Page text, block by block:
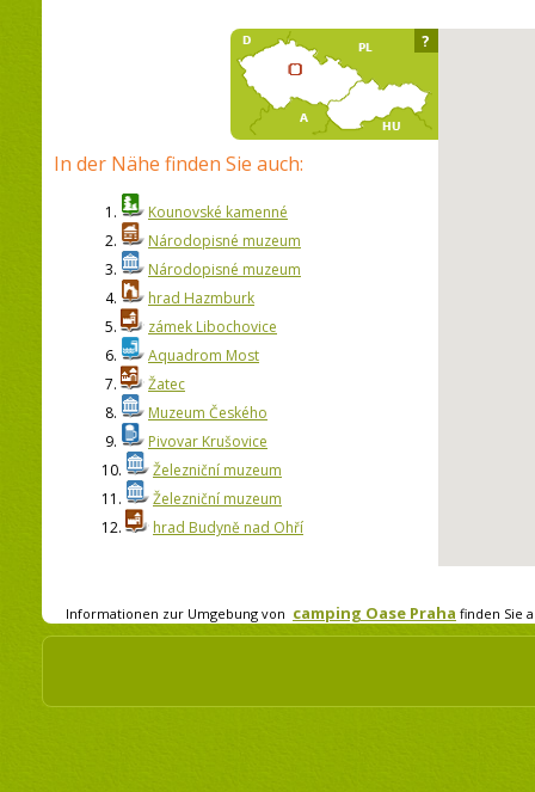
In der Nähe finden Sie auch:
1.
Kounovské kamenné
2.
Národopisné muzeum
3.
Národopisné muzeum
4.
hrad Hazmburk
5.
zámek Libochovice
6.
Aquadrom Most
7.
Žatec
8.
Muzeum Českého
9.
Pivovar Krušovice
10.
Železniční muzeum
11.
Železniční muzeum
12.
hrad Budyně nad Ohří
?
Informationen zur Umgebung von camping Oase Praha finden Sie